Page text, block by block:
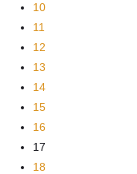
10
11
12
13
14
15
16
17
18